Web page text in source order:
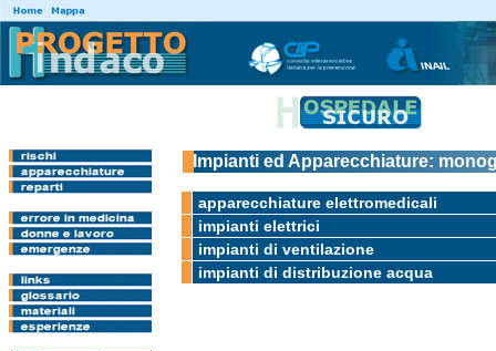
Impianti ed Apparecchiature:
apparecchiature elettromedicali
impianti elettrici
impianti di ventilazione
impianti di distribuzione acqua